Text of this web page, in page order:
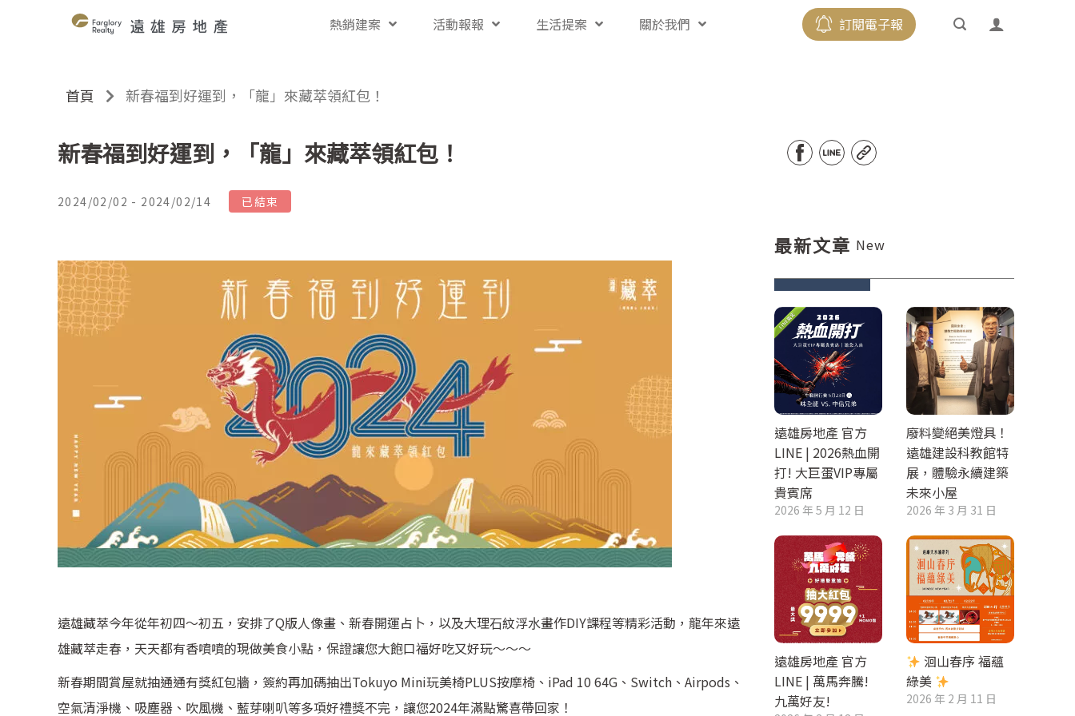
熱銷建案 活動報報 生活提案 關於我們 訂閱電子報
首頁 新春福到好運到，「龍」來藏萃領紅包！
新春福到好運到，「龍」來藏萃領紅包！
2024/02/02 - 2024/02/14 已結束
遠雄藏萃今年從年初四～初五，安排了Q版人像畫、新春開運占卜，以及⼤理⽯紋浮⽔畫作DIY課程等精彩活動，龍年來遠
雄藏萃走春，天天都有香噴噴的現做美食小點，保證讓您大飽口福好吃又好玩～～～
新春期間賞屋就抽通通有獎紅包牆，簽約再加碼抽出Tokuyo Mini玩美椅PLUS按摩椅、iPad 10 64G、Switch、Airpods、
空氣清淨機、吸塵器、吹風機、藍芽喇叭等多項好禮獎不完，讓您2024年滿點驚喜帶回家！
最新文章 New
遠雄房地產 官方
LINE | 2026熱血開
打! 大巨蛋VIP專屬
貴賓席
2026 年 5 月 12 日
廢料變絕美燈具！
遠雄建設科教館特
展，體驗永續建築
未來小屋
2026 年 3 月 31 日
遠雄房地產 官方
LINE | 萬馬奔騰!
九萬好友!
洄山春序 福蘊
綠美
2026 年 2 月 11 日